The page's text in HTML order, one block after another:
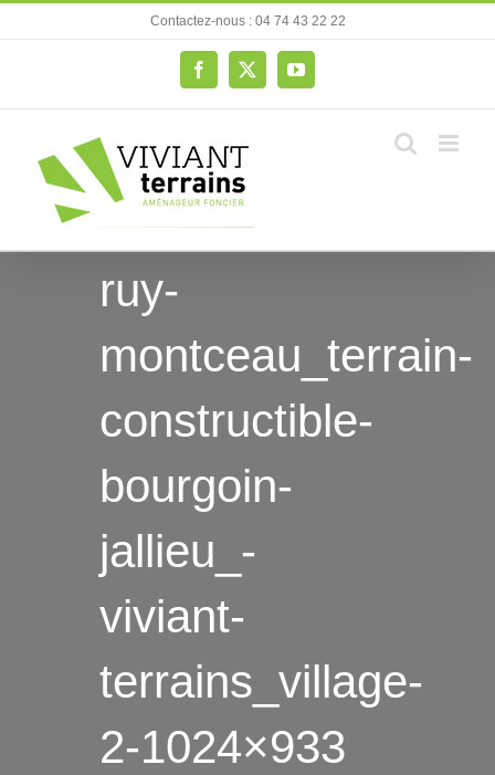
au
Contactez-nous : 04 74 43 22 22
Facebook
X YouTube
ruy-
montceau_terrain-
constructible-
bourgoin-
jallieu_-
viviant-
terrains_village-
2-1024×933